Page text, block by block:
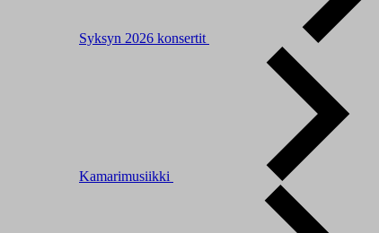
Syksyn 2026 konsertit
Kamarimusiikki